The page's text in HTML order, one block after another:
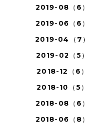
2019-08（6）
2019-06（6）
2019-04（7）
2019-02（5）
2018-12（6）
2018-10（5）
2018-08（6）
2018-06（8）